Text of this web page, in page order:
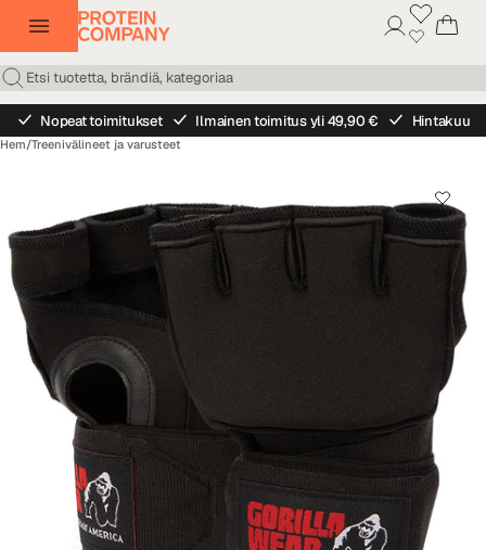
Nopeat toimitukset Ilmainen toimitus yli 49,90 € Hintakuu
Hem/Treenivälineet ja varusteet